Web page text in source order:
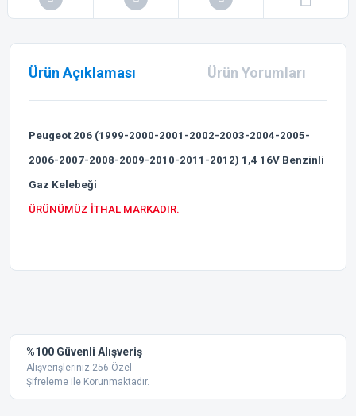
Ürün Açıklaması Ürün Yorumları
Peugeot 206 (1999-2000-2001-2002-2003-2004-2005-
2006-2007-2008-2009-2010-2011-2012) 1,4 16V Benzinli
Gaz Kelebeği
ÜRÜNÜMÜZ İTHAL MARKADIR.
Ürün resmi kalitesiz, bozuk veya görüntülenemiyor.
Ürün açıklamasında eksik bilgiler bulunuyor.
%100 Güvenli Alışveriş
Alışverişleriniz 256 Özel
Şifreleme ile Korunmaktadır.